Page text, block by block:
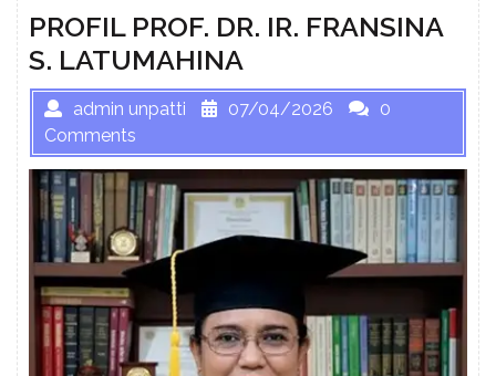
PROFIL PROF. DR. IR. FRANSINA
S. LATUMAHINA
admin unpatti 07/04/2026
0
Comments